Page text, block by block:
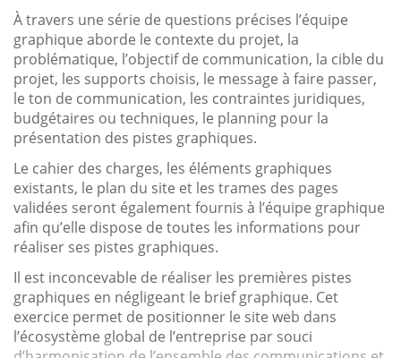
À travers une série de questions précises l’équipe
graphique aborde le contexte du projet, la
problématique, l’objectif de communication, la cible du
projet, les supports choisis, le message à faire passer,
le ton de communication, les contraintes juridiques,
budgétaires ou techniques, le planning pour la
présentation des pistes graphiques.
Le cahier des charges, les éléments graphiques
existants, le plan du site et les trames des pages
validées seront également fournis à l’équipe graphique
afin qu’elle dispose de toutes les informations pour
réaliser ses pistes graphiques.
Il est inconcevable de réaliser les premières pistes
graphiques en négligeant le brief graphique. Cet
exercice permet de positionner le site web dans
l’écosystème global de l’entreprise par souci